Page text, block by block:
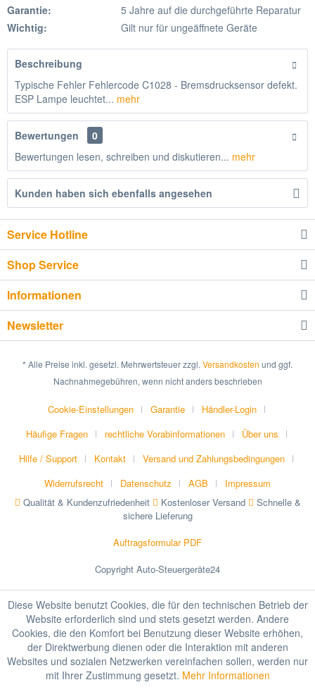
Garantie:
5 Jahre auf die durchgeführte Reparatur
Wichtig:
Gilt nur für ungeäffnete Geräte
Beschreibung
Typische Fehler Fehlercode C1028 - Bremsdrucksensor defekt.
ESP Lampe leuchtet... mehr
Bewertungen
0
Bewertungen lesen, schreiben und diskutieren... mehr
Kunden haben sich ebenfalls angesehen
Service Hotline
Shop Service
Informationen
Newsletter
* Alle Preise inkl. gesetzl. Mehrwertsteuer zzgl. Versandkosten und ggf.
Nachnahmegebühren, wenn nicht anders beschrieben
Cookie-Einstellungen Garantie
Händler-Login
Häufige Fragen
rechtliche Vorabinformationen
Über uns
Hilfe / Support
Kontakt
Versand und Zahlungsbedingungen
Widerrufsrecht
Datenschutz AGB
Impressum
Qualität & Kundenzufriedenheit
Kostenloser Versand
Schnelle &
sichere Lieferung
Auftragsformular PDF
Copyright Auto-Steuergeräte24
Diese Website benutzt Cookies, die für den technischen Betrieb der
Website erforderlich sind und stets gesetzt werden. Andere
Cookies, die den Komfort bei Benutzung dieser Website erhöhen,
der Direktwerbung dienen oder die Interaktion mit anderen
Websites und sozialen Netzwerken vereinfachen sollen, werden nur
mit Ihrer Zustimmung gesetzt. Mehr Informationen